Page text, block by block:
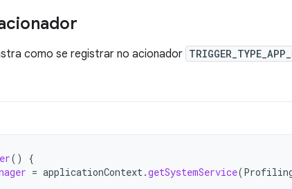
como se registrar no acionador
()
{
= applicationContext.getSystemService(